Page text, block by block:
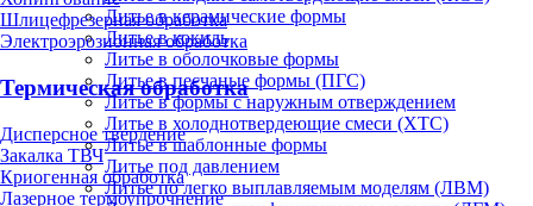
Шлицефрезерная обработка
Электроэрозионная обработка
Термическая обработка
Дисперсное твердение
Закалка ТВЧ
Криогенная обработка
Лазерное термоупрочнение
Литье в керамические формы
Литье в кокиль
Литье в оболочковые формы
Литье в песчаные формы (ПГС)
Литье в формы с наружным отверждением
Литье в холоднотвердеющие смеси (ХТС)
Литье в шаблонные формы
Литье под давлением
Литье по легко выплавляемым моделям (ЛВМ)